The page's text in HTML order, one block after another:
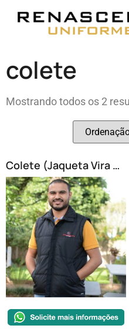
colete
Mostrando todos os 2
Colete (Jaqueta Vira Colete) Masculina 2103